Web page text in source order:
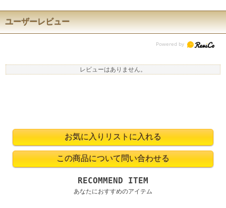
ユーザーレビュー
レビューはありません。
RECOMMEND ITEM
あなたにおすすめのアイテム